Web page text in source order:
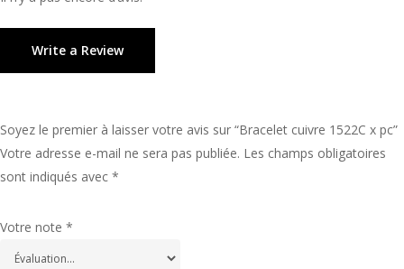
Write a Review
Soyez le premier à laisser votre avis sur “Bracelet cuivre 1522C x pc”
Votre adresse e-mail ne sera pas publiée. Les champs obligatoires
sont indiqués avec *
Votre note *